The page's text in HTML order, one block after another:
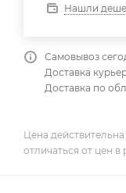
Нашли
Самовывоз
Доставка
Доставка по
Цена
отличаться от цен в